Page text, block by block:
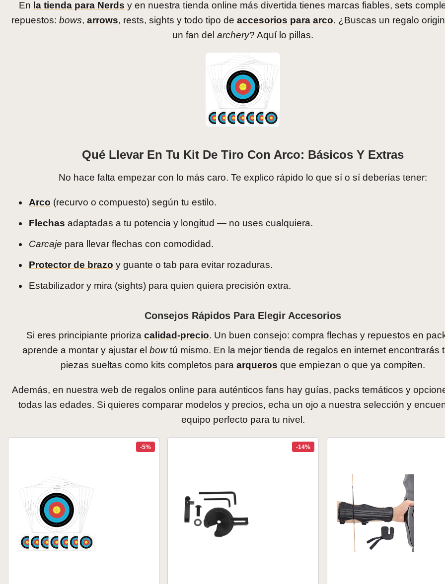
En la tienda para Nerds y en nuestra tienda online más divertida tienes marcas fiables, sets
repuestos:bows,arrows, rests, sights y todo tipo deaccesorios para arco. ¿Buscas un regalo
un fan delarchery? Aquí lo pillas.
Qué Llevar En Tu Kit De Tiro Con Arco: Básicos Y Extras
No hace falta empezar con lo más caro. Te explico rápido lo que sí o sí deberías tener:
Arco (recurvo o compuesto) según tu estilo.
Flechas adaptadas a tu potencia y longitud — no uses cualquiera.
Carcaje para llevar flechas con comodidad.
Protector de brazo y guante o tab para evitar rozaduras.
Estabilizador y mira (sights) para quien quiera precisión extra.
Consejos Rápidos Para Elegir Accesorios
Si eres principiante priorizacalidad-precio. Un buen consejo: compra flechas y repuestos en
aprende a montar y ajustar elbowtú mismo. En la mejor tienda de regalos en internet encontrarás
piezas sueltas como kits completos paraarqueros que empiezan o que ya compiten.
Además, en nuestra web de regalos online para auténticos fans hay guías, packs temáticos y
todas las edades. Si quieres comparar modelos y precios, echa un ojo a nuestra selección y
equipo perfecto para tu nivel.
-5% -14%